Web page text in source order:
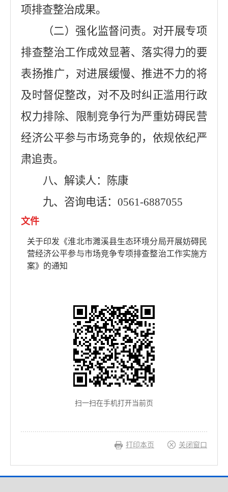
项排查整治成果。
（二）强化监督问责。对开展专项
排查整治工作成效显著、落实得力的要
表扬推广，对进展缓慢、推进不力的将
及时督促整改，对不及时纠正滥用行政
权力排除、限制竞争行为严重妨碍民营
经济公平参与市场竞争的，依规依纪严
肃追责。
八、解读人：陈康
九、咨询电话：0561-6887055
文件
关于印发《淮北市濉溪县生态环境分局开展妨碍民
营经济公平参与市场竞争专项排查整治工作实施方
案》的通知
扫一扫在手机打开当前页
打印本页 关闭窗口